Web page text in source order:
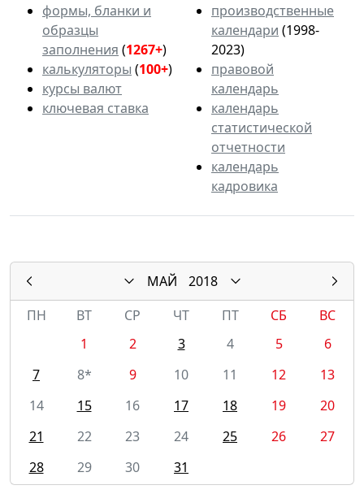
формы, бланки и
образцы
заполнения (1267+)
калькуляторы (100+)
курсы валют
ключевая ставка
производственные
календари (1998-
2023)
правовой
календарь
календарь
статистической
отчетности
календарь
кадровика
МАЙ
2018
ПН
ВТ СР ЧТ ПТ СБ
ВС
1
2 3 4 5
6
7
8* 9 10 11 12
13
14
15 16 17 18 19
20
21
22 23 24 25 26
27
28
29 30 31